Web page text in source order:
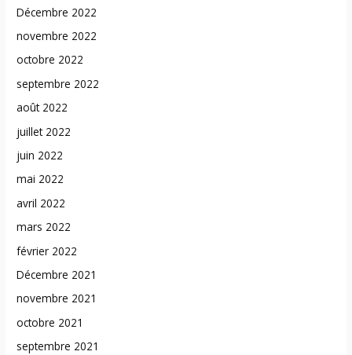
Décembre 2022
novembre 2022
octobre 2022
septembre 2022
août 2022
juillet 2022
juin 2022
mai 2022
avril 2022
mars 2022
février 2022
Décembre 2021
novembre 2021
octobre 2021
septembre 2021